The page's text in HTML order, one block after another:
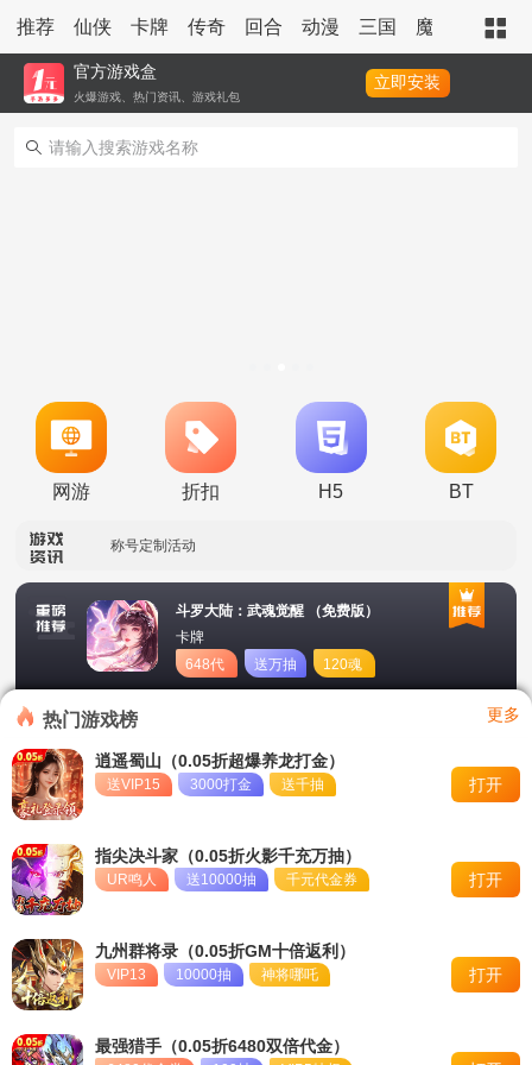
推荐 仙侠 卡牌 传奇 回合 动漫 三国 魔幻 策略
官方游戏盒
火爆游戏、热门资讯、游戏礼包
立即安装
网游 折扣 H5 BT
永久累充活动
永久单日累充活动
称号定制活动
单日积分兑换福利
转游活动
冠名活动
永久单日累充活动
斗罗大陆：武魂觉醒 （免费版）
卡牌
648代
币
送万抽
120魂
币
热门游戏榜 更多
逍遥蜀山（0.05折超爆养龙打金）
送VIP15 3000打金 送千抽 打开
指尖决斗家（0.05折火影千充万抽）
UR鸣人 送10000抽 千元代金券 打开
九州群将录（0.05折GM十倍返利）
VIP13 10000抽 神将哪吒 打开
最强猎手（0.05折6480双倍代金）